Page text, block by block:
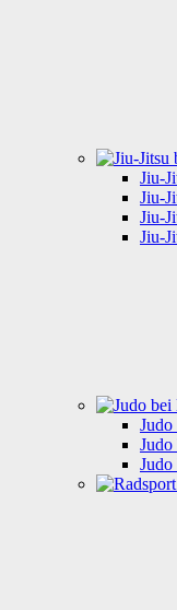
Jiu-
Jiu-
Jiu-
Jiu-
Judo
Judo